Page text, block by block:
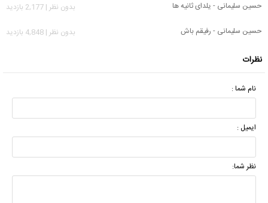
حسین سلیمانی - یلدای ثانیه ها
بدون نظر | 2,177 بازدید
حسین سلیمانی - رفیقم باش
بدون نظر | 4,848 بازدید
نظرات
نام شما :
ایمیل :
نظر شما: